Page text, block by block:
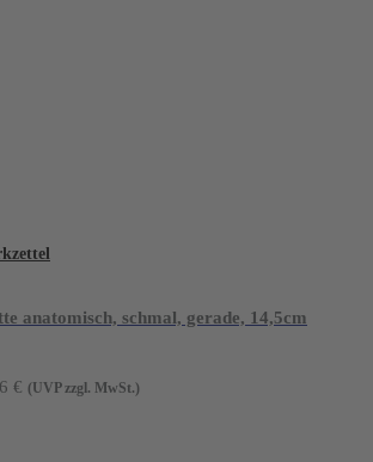
anatomisch, schmal, gerade, 14,5cm
€ (UVP zzgl. MwSt.)